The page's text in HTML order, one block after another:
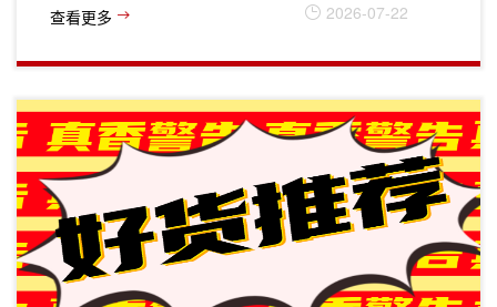
查看更多 2026-07-22